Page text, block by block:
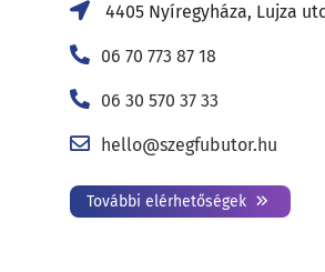
4405 Nyíregyháza, Lujza
06 70 773 87 18
06 30 570 37 33
hello@szegfubutor.hu
További elérhetőségek